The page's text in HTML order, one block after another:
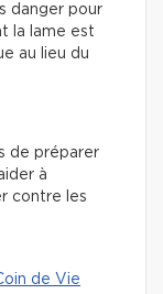
danger pour
la lame est
au lieu du
de préparer
à
contre les
de Vie